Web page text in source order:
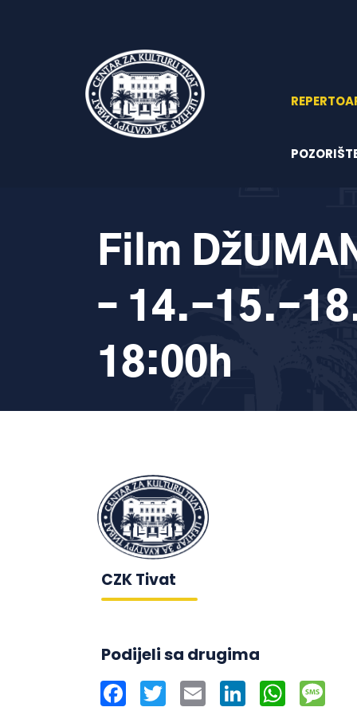
Film
– 14.-15.-
18:00h
CZK Tivat
Podijeli sa drugima
Facebook
Twitter Email LinkedInWhatsApp